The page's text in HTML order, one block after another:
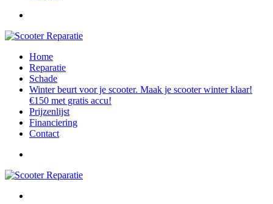
Home
Reparatie
Schade
Winter beurt voor je scooter. Maak je scooter winter klaar!
€150 met gratis accu!
Prijzenlijst
Financiering
Contact